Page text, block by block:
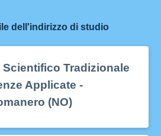
dell'indirizzo di studio
Scientifico Tradizionale
Applicate -
(NO)